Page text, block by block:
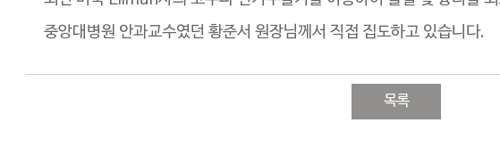
중앙대병원 안과교수였던 황준서 원장님께서 직접 집도하고 있습니다.
목록